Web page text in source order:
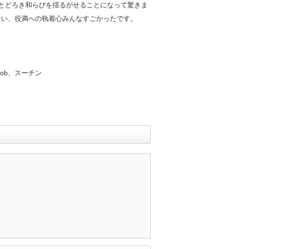
ろき和らびを揺るがせることになって驚きま
、役満への執着心みんなすごかったです。
、スーチン